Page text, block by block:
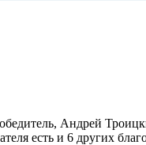
, Андрей
есть и 6 других